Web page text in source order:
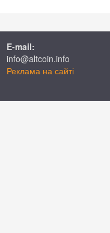
E-mail:
info@altcoin.info
Реклама на сайті